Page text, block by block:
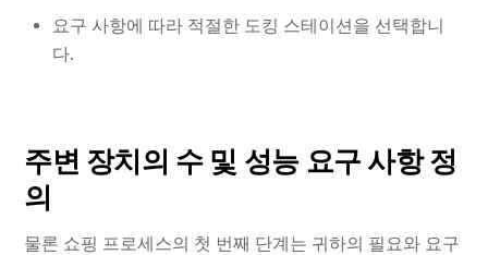
요구 사항에 따라 적절한 도킹 스테이션을 선택합니
다.
주변 장치의 수 및 성능 요구 사항 정
의
물론 쇼핑 프로세스의 첫 번째 단계는 귀하의 필요와 요구